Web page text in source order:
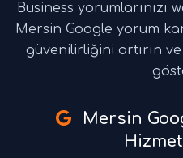
Business yorumlarınızı
Mersin Google yorum
güvenilirliğini artırın
Mersin